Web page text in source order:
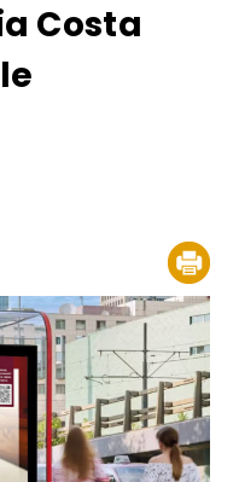
Costa